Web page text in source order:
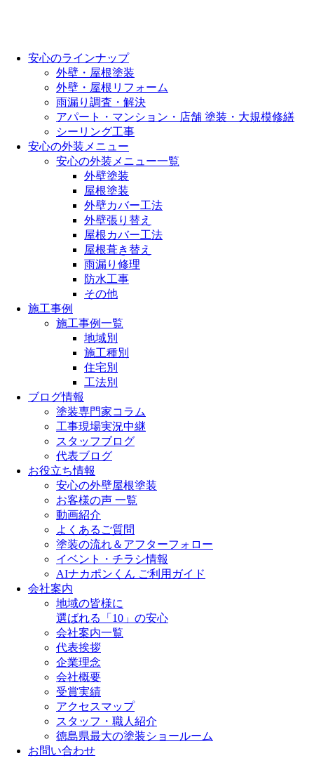
安心のラインナップ
外壁・屋根塗装
外壁・屋根リフォーム
雨漏り調査・解決
アパート・マンション・店舗 塗装・大規模修繕
シーリング工事
安心の外装メニュー
安心の外装メニュー一覧
外壁塗装
屋根塗装
外壁カバー工法
外壁張り替え
屋根カバー工法
屋根葺き替え
雨漏り修理
防水工事
その他
施工事例
施工事例一覧
地域別
施工種別
住宅別
工法別
ブログ情報
塗装専門家コラム
工事現場実況中継
スタッフブログ
代表ブログ
お役立ち情報
安心の外壁屋根塗装
お客様の声 一覧
動画紹介
よくあるご質問
塗装の流れ＆アフターフォロー
イベント・チラシ情報
AIナカポンくん ご利用ガイド
会社案内
地域の皆様に
選ばれる「10」の安心
会社案内一覧
代表挨拶
企業理念
会社概要
受賞実績
アクセスマップ
スタッフ・職人紹介
徳島県最大の塗装ショールーム
お問い合わせ